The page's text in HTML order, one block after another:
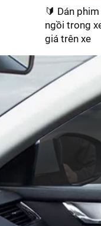
🔰 Dán
ngồi trong
giá trên xe